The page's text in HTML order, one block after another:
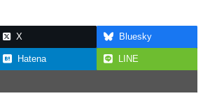
X Bluesky
Hatena LINE